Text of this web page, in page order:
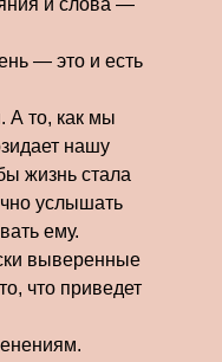
и слова —
— это и есть
А то, как мы
нашу
жизнь стала
услышать
ему.
выверенные
что приведет